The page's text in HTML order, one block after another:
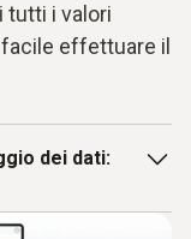
tutti i valori
effettuare il
dei dati: